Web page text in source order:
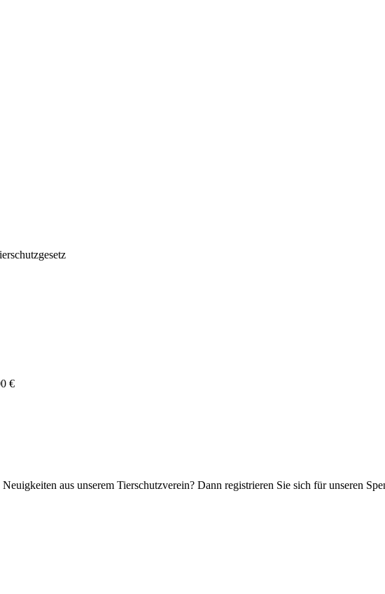
€
aus unserem Tierschutzverein? Dann registrieren Sie sich für unseren